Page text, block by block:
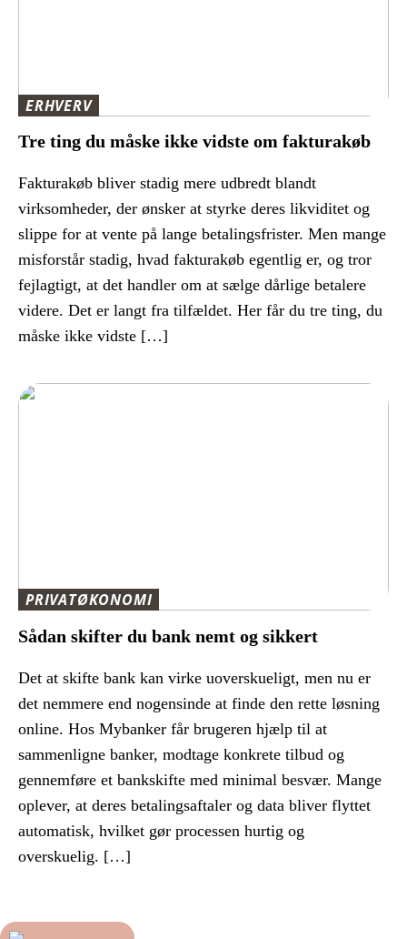
ERHVERV
Tre ting du måske ikke vidste om fakturakøb
Fakturakøb bliver stadig mere udbredt blandt
virksomheder, der ønsker at styrke deres likviditet og
slippe for at vente på lange betalingsfrister. Men mange
misforstår stadig, hvad fakturakøb egentlig er, og tror
fejlagtigt, at det handler om at sælge dårlige betalere
videre. Det er langt fra tilfældet. Her får du tre ting, du
måske ikke vidste […]
PRIVATØKONOMI
Sådan skifter du bank nemt og sikkert
Det at skifte bank kan virke uoverskueligt, men nu er
det nemmere end nogensinde at finde den rette løsning
online. Hos Mybanker får brugeren hjælp til at
sammenligne banker, modtage konkrete tilbud og
gennemføre et bankskifte med minimal besvær. Mange
oplever, at deres betalingsaftaler og data bliver flyttet
automatisk, hvilket gør processen hurtig og
overskuelig. […]